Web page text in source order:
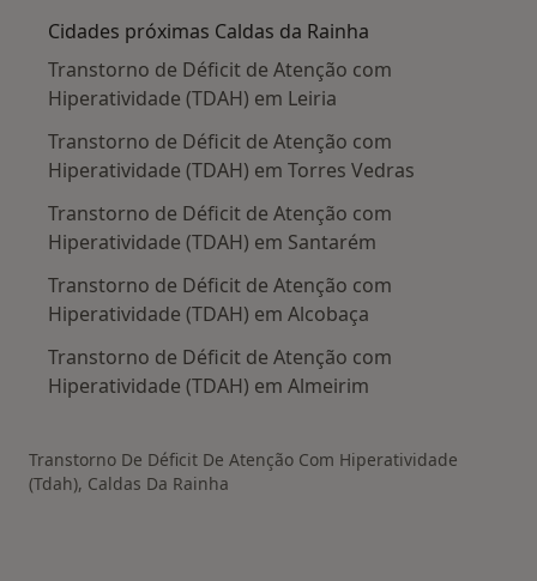
Cidades próximas Caldas da Rainha
Transtorno de Déficit de Atenção com
Hiperatividade (TDAH) em Leiria
Transtorno de Déficit de Atenção com
Hiperatividade (TDAH) em Torres Vedras
Transtorno de Déficit de Atenção com
Hiperatividade (TDAH) em Santarém
Transtorno de Déficit de Atenção com
Hiperatividade (TDAH) em Alcobaça
Transtorno de Déficit de Atenção com
Hiperatividade (TDAH) em Almeirim
Transtorno De Déficit De Atenção Com Hiperatividade
(Tdah), Caldas Da Rainha